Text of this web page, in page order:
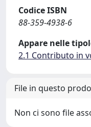
Codice ISBN
88-359-4938-6
Appare nelle
2.1 Contributo in
File in questo
Non ci sono file